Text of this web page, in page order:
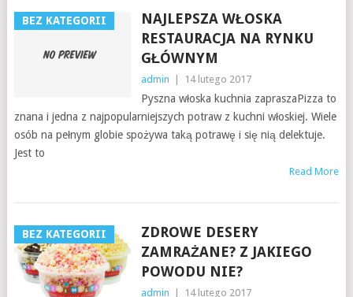
BEZ KATEGORII
NAJLEPSZA WŁOSKA
RESTAURACJA NA RYNKU
GŁÓWNYM
admin 14 lutego 2017
Pyszna włoska kuchnia zapraszaPizza to
znana i jedna z najpopularniejszych potraw z kuchni włoskiej. Wiele
osób na pełnym globie spożywa taką potrawę i się nią delektuje.
Jest to
Read More
BEZ KATEGORII
ZDROWE DESERY
ZAMRAŻANE? Z JAKIEGO
POWODU NIE?
admin 14 lutego 2017